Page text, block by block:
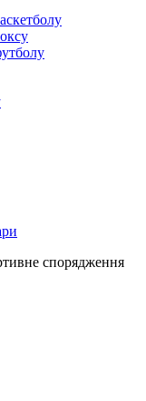
спорядження